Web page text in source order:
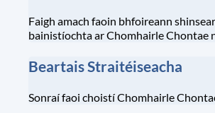
Faigh amach faoin bhfoireann
bainistíochta ar Chomhairle Chontae
Beartais Straitéiseacha
Sonraí faoi choistí Chomhairle